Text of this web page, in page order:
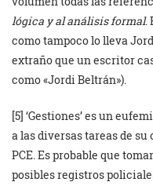
lógica y al análisis formal.
como tampoco lo lleva
extraño que un escritor
como «Jordi Beltrán»).
[5] ‘Gestiones’ es un
a las diversas tareas de
PCE. Es probable que
posibles registros